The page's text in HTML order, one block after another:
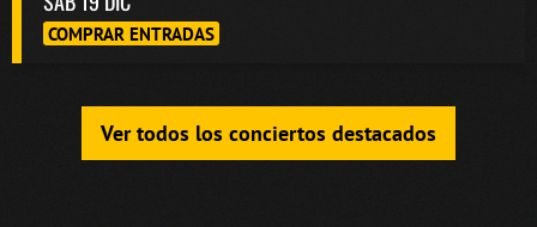
COMPRAR ENTRADAS
Ver todos los conciertos destacados